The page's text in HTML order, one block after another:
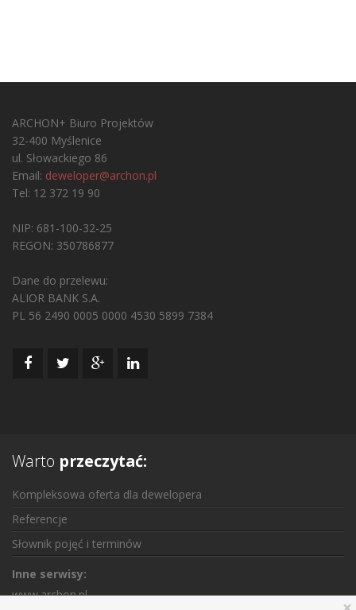
ARCHON+ Biuro Projektów
32-400 Myślenice
ul. Słowackiego 86
Email: deweloper@archon.pl
Tel: 12 372 19 90
NIP: 681-100-32-25
REGON: 350786877
Dane do przelewu:
ALIOR BANK S.A.
PL 56 2490 0005 0000 4530 5899 7384
Warto przeczytać:
Kompleksowa oferta dla dewelopera
Referencje
Słownik pojęć i terminów
Inne serwisy:
www.archon.pl